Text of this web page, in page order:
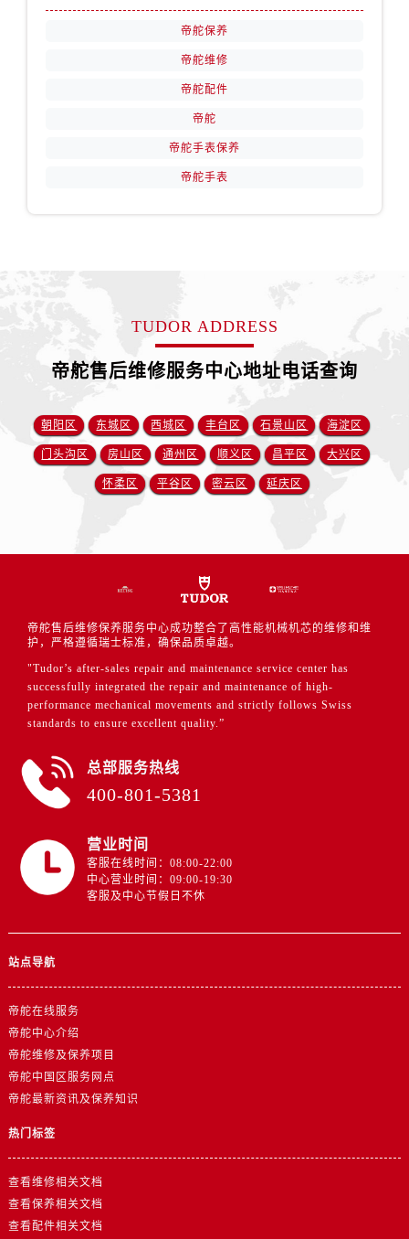
帝舵保养
帝舵维修
帝舵配件
帝舵
帝舵手表保养
帝舵手表
TUDOR ADDRESS
帝舵售后维修服务中心地址电话查询
朝阳区 东城区 西城区 丰台区 石景山区 海淀区
门头沟区 房山区 通州区 顺义区 昌平区 大兴区
怀柔区 平谷区 密云区 延庆区
帝舵售后维修保养服务中心成功整合了高性能机械机芯的维修和维
护，严格遵循瑞士标准，确保品质卓越。
"Tudor’s after-sales repair and maintenance service center has
successfully integrated the repair and maintenance of high-
performance mechanical movements and strictly follows Swiss
standards to ensure excellent quality.”
总部服务热线
400-801-5381
营业时间
客服在线时间：08:00-22:00
中心营业时间：09:00-19:30
客服及中心节假日不休
站点导航
帝舵在线服务
帝舵中心介绍
帝舵维修及保养项目
帝舵中国区服务网点
帝舵最新资讯及保养知识
热门标签
查看维修相关文档
查看保养相关文档
查看配件相关文档